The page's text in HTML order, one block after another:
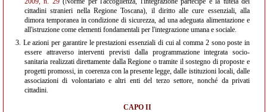
cittadini stranieri nella Regione Toscana), il diritto alle cure essenziali, alla
dimora temporanea in condizione di sicurezza, ad una adeguata alimentazione e
all'istruzione come elementi fondamentali per l'integrazione umana e sociale.
3. Le azioni per garantire le prestazioni essenziali di cui al comma 2 sono poste in
essere attraverso interventi previsti dalla programmazione integrata socio-
sanitaria realizzati direttamente dalla Regione o tramite il sostegno di proposte e
progetti promossi, in coerenza con la presente legge, dalle istituzioni locali, dalle
associazioni di volontariato e altri enti del terzo settore, nonché da privati
cittadini.
CAPO II